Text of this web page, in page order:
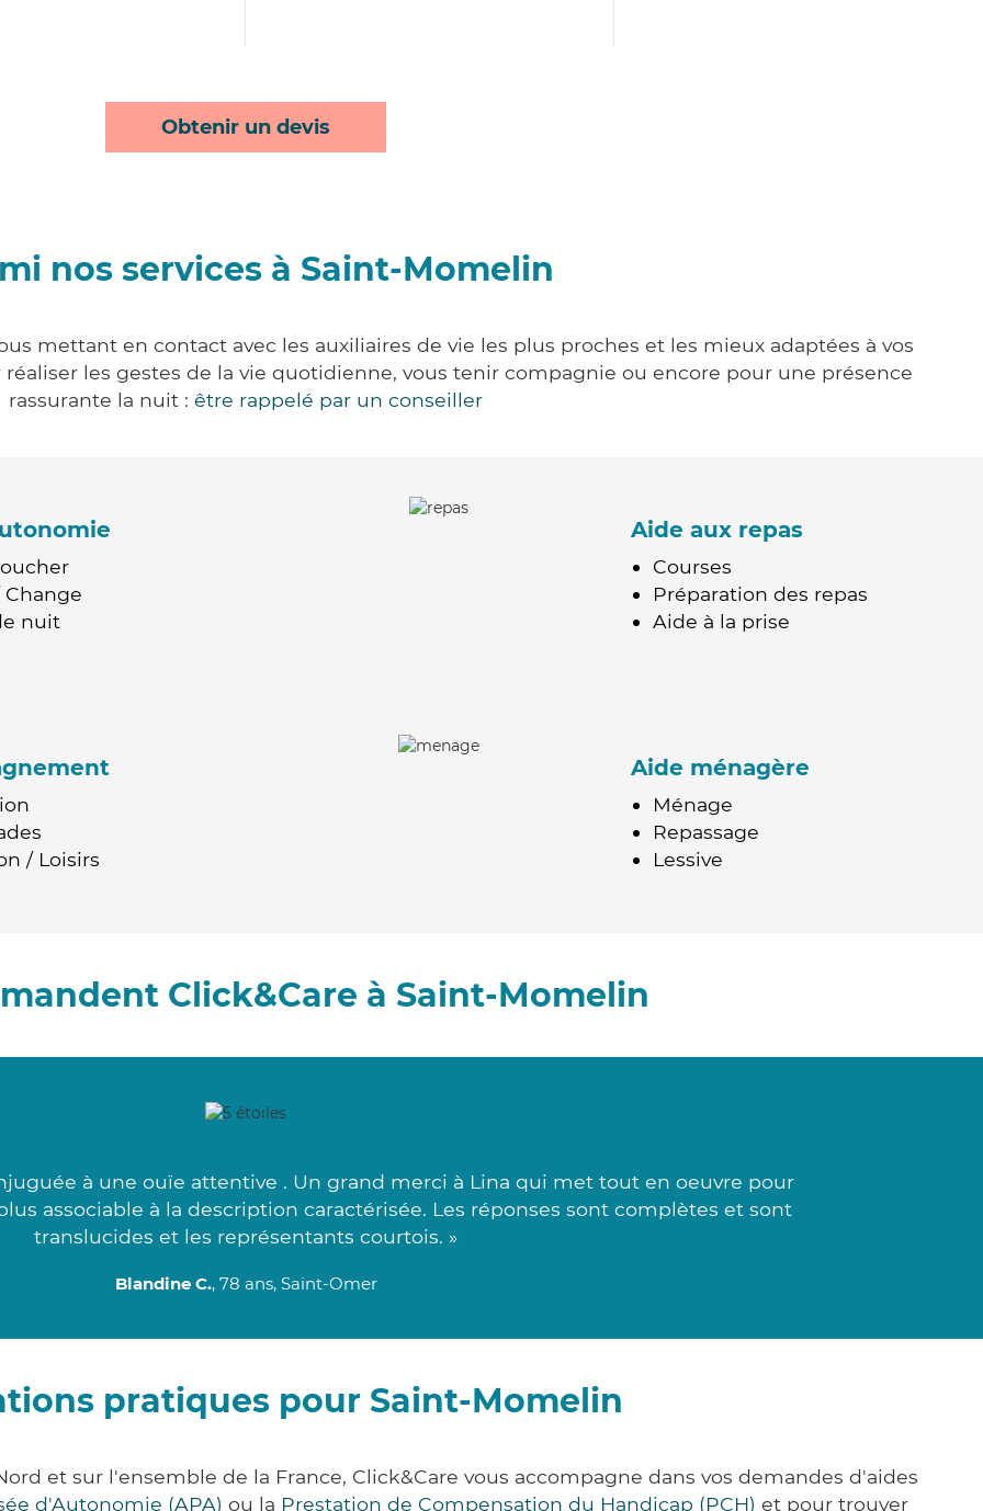
Obtenir un devis
nos services à Saint-Momelin
mettant en contact avec les auxiliaires de vie les plus proches et les mieux adaptées à vos
les gestes de la vie quotidienne, vous tenir compagnie ou encore pour une présence
rassurante la nuit : être rappelé par un conseiller
nuit
Aide aux repas
Courses
Préparation des repas
Aide à la prise
/ Loisirs
Aide ménagère
Ménage
Repassage
Lessive
Click&Care à Saint-Momelin
à une ouïe attentive . Un grand merci à Lina qui met tout en oeuvre pour
associable à la description caractérisée. Les réponses sont complètes et sont
translucides et les représentants courtois. »
Blandine C., 78 ans, Saint-Omer
pratiques pour Saint-Momelin
et sur l'ensemble de la France, Click&Care vous accompagne dans vos demandes d'aides
d'Autonomie (APA) ou la Prestation de Compensation du Handicap (PCH) et pour trouver